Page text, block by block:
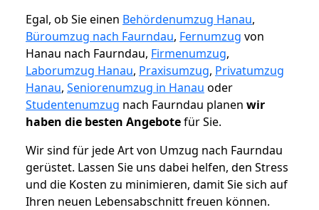
Egal, ob Sie einen Behördenumzug Hanau,
Büroumzug nach Faurndau, Fernumzug von
Hanau nach Faurndau, Firmenumzug,
Laborumzug Hanau, Praxisumzug, Privatumzug
Hanau, Seniorenumzug in Hanau oder
Studentenumzug nach Faurndau planen wir
haben die besten Angebotefür Sie.
Wir sind für jede Art von Umzug nach Faurndau
gerüstet. Lassen Sie uns dabei helfen, den Stress
und die Kosten zu minimieren, damit Sie sich auf
Ihren neuen Lebensabschnitt freuen können.